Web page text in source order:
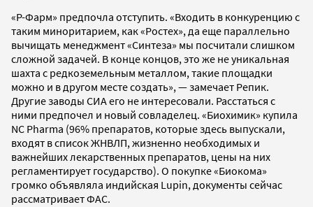
«Р-Фарм» предпочла отступить. «Входить в конкуренцию с
таким миноритарием, как «Ростех», да еще параллельно
вычищать менеджмент «Синтеза» мы посчитали слишком
сложной задачей. В конце концов, это же не уникальная
шахта с редкоземельным металлом, такие площадки
можно и в другом месте создать», — замечает Репик.
Другие заводы СИА его не интересовали. Расстаться с
ними предпочел и новый совладелец. «Биохимик» купила
NC Pharma (96% препаратов, которые здесь выпускали,
входят в список ЖНВЛП, жизненно необходимых и
важнейших лекарственных препаратов, цены на них
регламентирует государство). О покупке «Биокома»
громко объявляла индийская Lupin, документы сейчас
рассматривает ФАС.